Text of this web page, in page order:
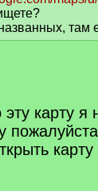
там
эту карту
карту